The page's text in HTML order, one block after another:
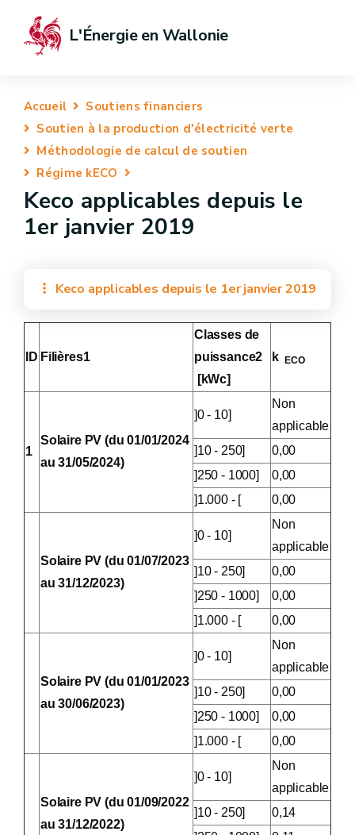
L'Énergie en Wallonie
Accueil
Soutiens financiers
Soutien à la production d'électricité verte
Méthodologie de calcul de soutien
Régime kECO
Keco applicables depuis le
1er janvier 2019
Keco applicables depuis le 1er janvier 2019
ID Filières1
Classes de
puissance2
[kWc]
kECO
1
Solaire PV (du 01/01/2024
au 31/05/2024)
]0 - 10]
Non
applicable
]10 - 250]
0,00
]250 - 1000]
0,00
]1.000 - [
0,00
Solaire PV (du 01/07/2023
au 31/12/2023)
]0 - 10]
Non
applicable
]10 - 250]
0,00
]250 - 1000]
0,00
]1.000 - [
0,00
Solaire PV (du 01/01/2023
au 30/06/2023)
]0 - 10]
Non
applicable
]10 - 250]
0,00
]250 - 1000]
0,00
]1.000 - [
0,00
Solaire PV (du 01/09/2022
au 31/12/2022)
]0 - 10]
Non
applicable
]10 - 250]
0,14